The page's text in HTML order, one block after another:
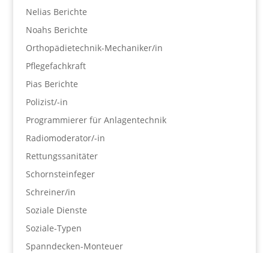
Nelias Berichte
Noahs Berichte
Orthopädietechnik-Mechaniker/in
Pflegefachkraft
Pias Berichte
Polizist/-in
Programmierer für Anlagentechnik
Radiomoderator/-in
Rettungssanitäter
Schornsteinfeger
Schreiner/in
Soziale Dienste
Soziale-Typen
Spanndecken-Monteuer